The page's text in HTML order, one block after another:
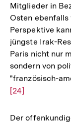
Mitglieder in
Osten
Perspektive
jüngste Irak-
Paris nicht nur
sondern von
"französisch-
[24]
Der